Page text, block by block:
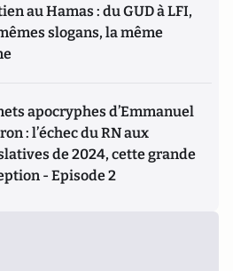
au Hamas : du GUD à LFI,
slogans, la même
apocryphes d’Emmanuel
: l’échec du RN aux
de 2024, cette grande
- Episode 2